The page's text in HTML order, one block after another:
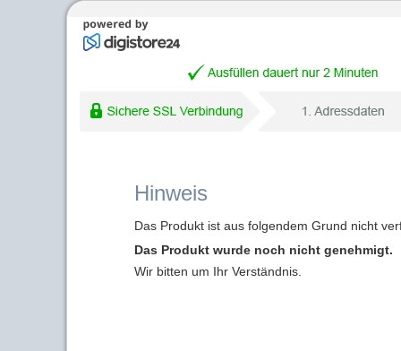
Hinweis
Das Produkt ist aus folgendem Grund nicht
Das Produkt wurde noch nicht genehmigt.
Wir bitten um Ihr Verständnis.